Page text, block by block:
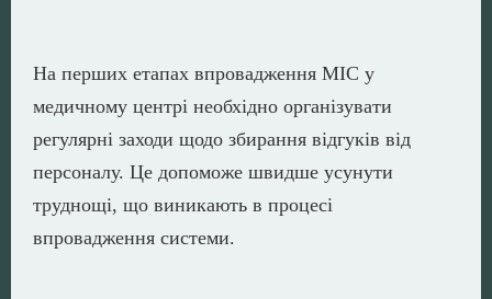
На перших етапах впровадження МІС у
медичному центрі необхідно організувати
регулярні заходи щодо збирання відгуків від
персоналу. Це допоможе швидше усунути
труднощі, що виникають в процесі
впровадження системи.